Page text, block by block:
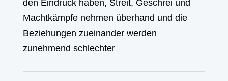
den Eindruck haben, Streit, Geschrei und
Machtkämpfe nehmen überhand und die
Beziehungen zueinander werden
zunehmend schlechter